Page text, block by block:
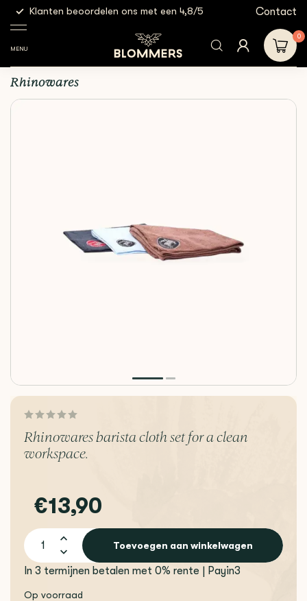
Klanten beoordelen ons met een 4,8/5 Gratis
Contact
MENU
0
Rhinowares -
Barista Cloth Set
Rhinowares - Barista Cloth Set
Rhinowares
Rhinowares barista cloth set for a clean
workspace.
€13,90
Toevoegen aan winkelwagen
In 3 termijnen betalen met 0% rente | Payin3
Op voorraad